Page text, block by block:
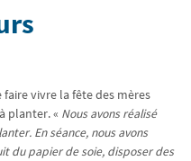
faire vivre la fête des mères
planter. « Nous avons réalisé
En séance, nous avons
du papier de soie, disposer des